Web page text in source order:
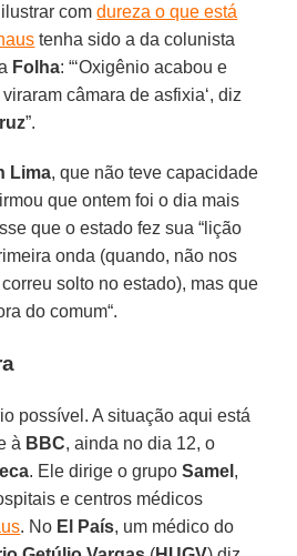
comdureza o que está
tenha sido a da colunista
Folha: “‘Oxigênio acabou e
câmara de asfixia‘, diz
”.
Lima, que não teve capacidade
que ontem foi o dia mais
que o estado fez sua “lição
onda (quando, não nos
solto no estado), mas que
do comum“.
possível. A situação aqui está
à BBC, ainda no dia 12, o
. Ele dirige o grupoSamel ,
e centros médicos
. No El País, um médico do